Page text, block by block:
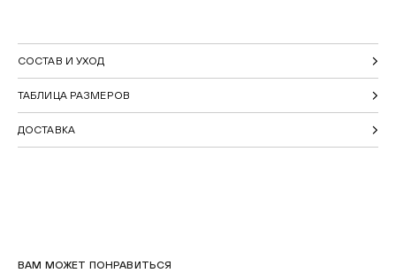
СОСТАВ И УХОД
ТАБЛИЦА РАЗМЕРОВ
ДОСТАВКА
ВАМ МОЖЕТ ПОНРАВИТЬСЯ